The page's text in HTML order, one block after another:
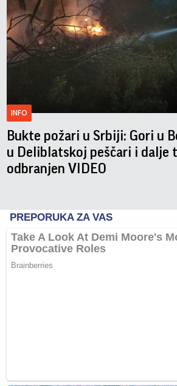
INFO
Bukte požari u Srbiji: Gori u
u Deliblatskoj peščari i dalje
odbranjen VIDEO